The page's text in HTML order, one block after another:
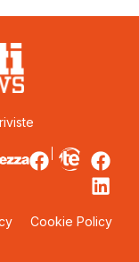
Cookie Policy